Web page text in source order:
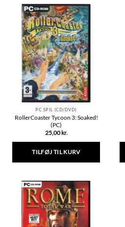
har
flere
varianter.
Mulighederne
kan
vælges
på
varesiden
PC SPIL (CD/DVD)
RollerCoaster Tycoon 3: Soaked!
(PC)
25,00 kr.
TILFØJ TIL KURV